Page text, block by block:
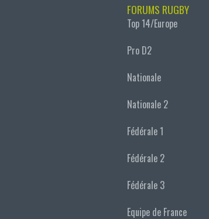
FORUMS RUGBY
Top 14/Europe
Pro D2
Nationale
Nationale 2
Fédérale 1
Fédérale 2
Fédérale 3
Equipe de France